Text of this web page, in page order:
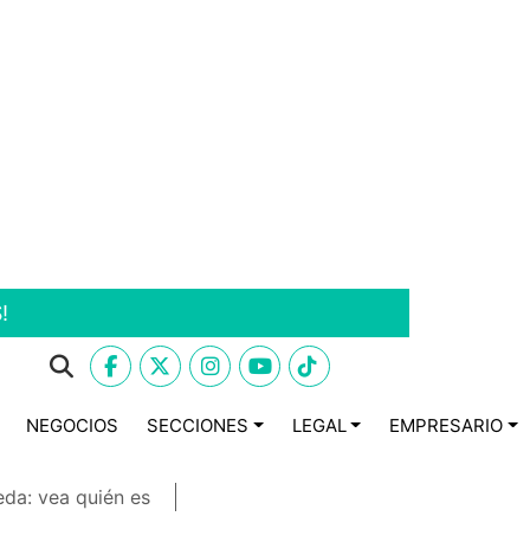
NEGOCIOS SECCIONES LEGAL EMPRESARIO
vea quién es